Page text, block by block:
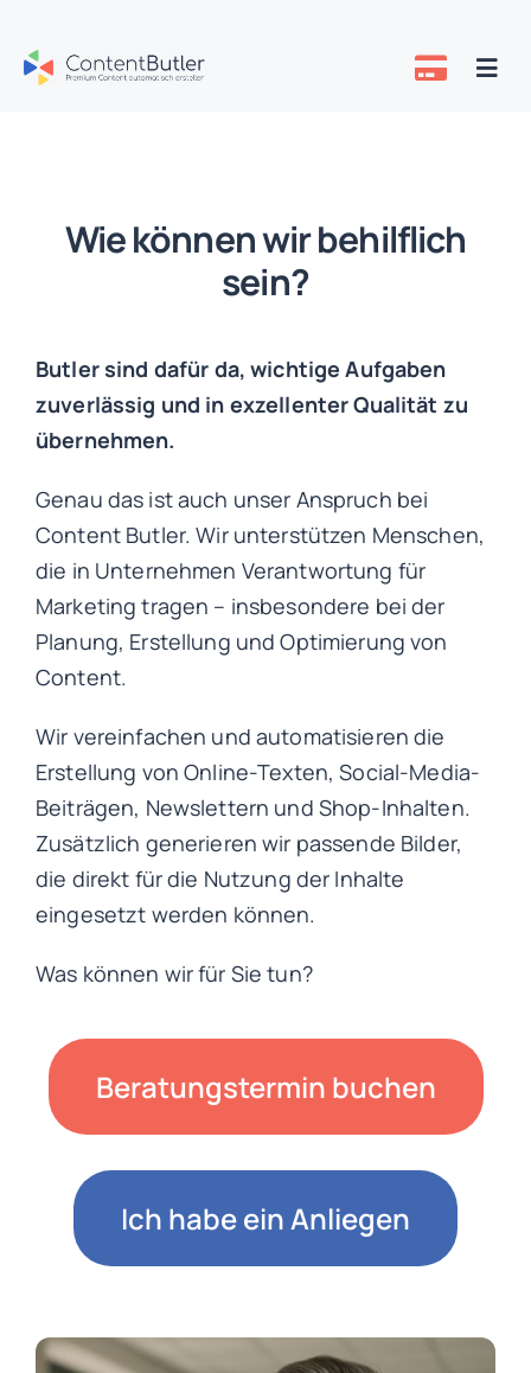
Inhalt
springen
Know-how
Wie können wir behilflich
sein?
Butler sind dafür da, wichtige Aufgaben
zuverlässig und in exzellenter Qualität zu
übernehmen.
Genau das ist auch unser Anspruch bei
Content Butler. Wir unterstützen Menschen,
die in Unternehmen Verantwortung für
Marketing tragen – insbesondere bei der
Planung, Erstellung und Optimierung von
Content.
Wir vereinfachen und automatisieren die
Erstellung von Online-Texten, Social-Media-
Beiträgen, Newslettern und Shop-Inhalten.
Zusätzlich generieren wir passende Bilder,
die direkt für die Nutzung der Inhalte
eingesetzt werden können.
Was können wir für Sie tun?
Beratungstermin buchen
Ich habe ein Anliegen